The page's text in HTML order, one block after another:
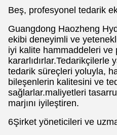
Beş, profesyonel tedarik
Guangdong Haozheng
ekibi deneyimli ve
iyi kalite hammaddeleri ve
kararlıdırlar.Tedarikçilerle
tedarik süreçleri yoluyla,
bileşenlerin kalitesini ve
sağlarlar.maliyetleri
marjını iyileştiren.
6Şirket yöneticileri ve